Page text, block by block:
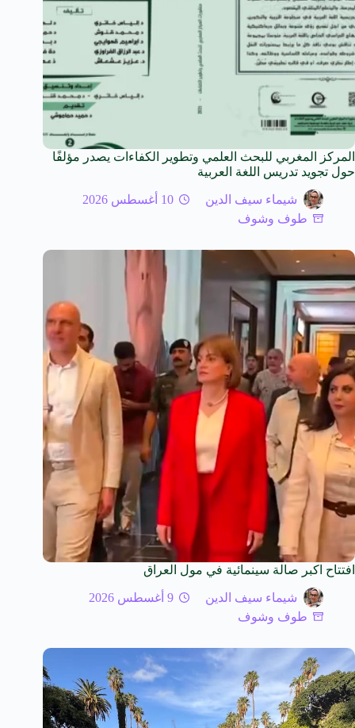
المركز المغربي للبحث العلمي وتطوير الكفاءات يصدر مؤلفًا
حول تجويد تدريس اللغة العربية
شيماء سيف الدين
10 أغسطس 2026
طوف وشوف
افتتاح اكبر صالة سينمائية في مول العراق
شيماء سيف الدين
9 أغسطس 2026
طوف وشوف